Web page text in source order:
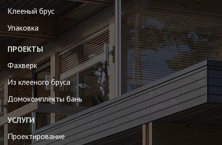
Клееный брус
Упаковка
ПРОЕКТЫ
Фахверк
Из клееного бруса
Домокомплекты бань
УСЛУГИ
Проектирование